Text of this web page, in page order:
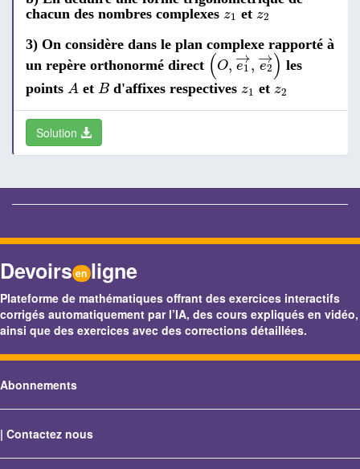
chacun des nombres complexes z1
z1 et z2
z2
3) On considère dans le plan complexe rapporté à
un repère orthonormé direct (O, →
e1 , →
e2)
(O,e1→,e 2→)
les
points A
A et B
B d'affixes respectives z1
z1 et z2
z2
Calculer a
arg(z1z2)
triangleOAB
OABest équilatéral
Solution
Devoirs en ligne
Plateforme de mathématiques offrant des exercices interactifs
corrigés automatiquement par l’IA, des cours expliqués en vidéo,
ainsi que des exercices avec des corrections détaillées.
Abonnements
| Contactez nous